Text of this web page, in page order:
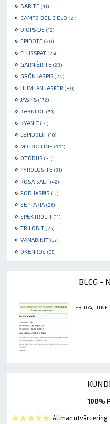
» BARITE (41)
» CAMPO DEL CIELO (21)
» DIOPSIDE (12)
» EPIDOTE (20)
» FLUSSPAT (25)
» GARNIÈRITE (23)
» GRÖN JASPIS (20)
» HUMLAN JASPER (80)
» JASPIS (172)
» KARNEOL (56)
» KYANIT (14)
» LEPIDOLIT (10)
» MICROCLINE (301)
» OTODUS (31)
» PYROLUSITE (31)
» ROSA SALT (42)
» RÖD JASPIS (19)
» SEPTARIA (26)
» SPEKTROLIT (11)
» TRILOBIT (25)
» VANADINIT (39)
» ÖKENROS (35)
BLOG -
FRIDAY,
100%
Allmän utvärdering